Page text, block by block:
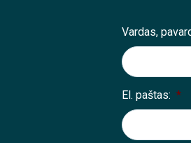
Vardas,
El. paštas: *